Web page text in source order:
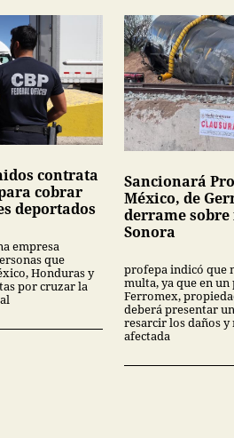
contrata
cobrar
deportados
empresa
que
Honduras y
por cruzar la
Sancionará
México, de
derrame sobre
Sonora
profepa indicó que
multa, ya que en un
Ferromex,
deberá presentar
resarcir los daños y
afectada